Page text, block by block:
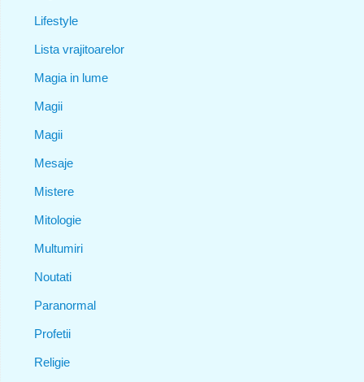
Lifestyle
Lista vrajitoarelor
Magia in lume
Magii
Magii
Mesaje
Mistere
Mitologie
Multumiri
Noutati
Paranormal
Profetii
Religie